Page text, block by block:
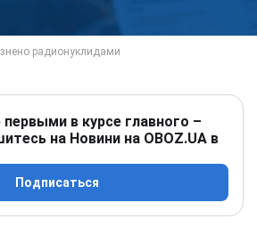
первыми в курсе главного –
на Новини на OBOZ.UA в
Подписаться